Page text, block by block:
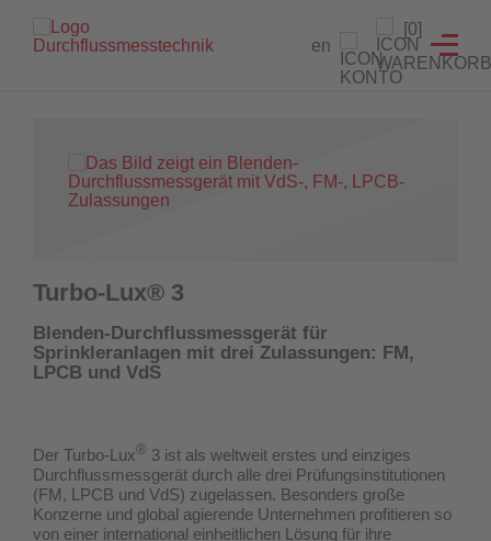
en
[0]
Turbo-Lux® 3
Blenden-Durchflussmessgerät für
Sprinkleranlagen mit drei Zulassungen: FM,
LPCB und VdS
Der Turbo-Lux® 3 ist als weltweit erstes und einziges
Durchflussmessgerät durch alle drei Prüfungsinstitutionen
(FM, LPCB und VdS) zugelassen. Besonders große
Konzerne und global agierende Unternehmen profitieren so
von einer international einheitlichen Lösung für ihre
Hydrantenprüfgerät Löschwasserversorgung
Wandhydrantenprüfgerät
Durchflussmessgeräte für Sprinkleranlagen
Hydrantenprüfgeräte für die Löschwasserversorgung
UW3 Serie Überwachungsschalter
Maschinistenausbildung
Wartung und Reparatur
Zertifikatsgenerator